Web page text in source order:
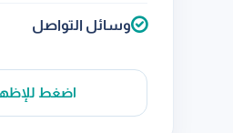
وسائل التواصل
••••••••2577 • اضغط